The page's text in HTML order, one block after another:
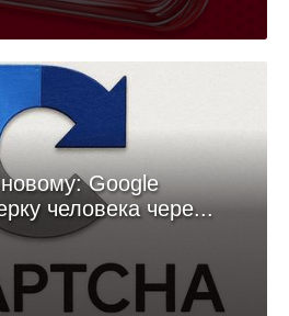
Google
человека чере...